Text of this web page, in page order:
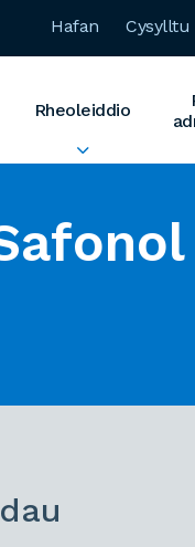
Hafan Cysylltu
Rheoleiddio